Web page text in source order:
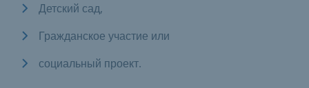
Детский сад,
Гражданское участие или
социальный проект.